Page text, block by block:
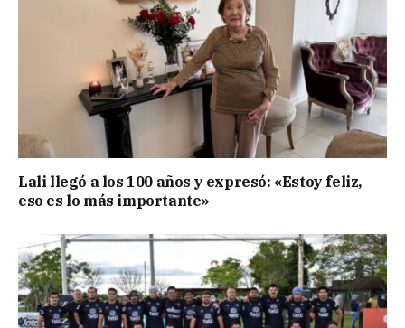
Lali llegó a los 100 años y expresó: «Estoy feliz,
eso es lo más importante»